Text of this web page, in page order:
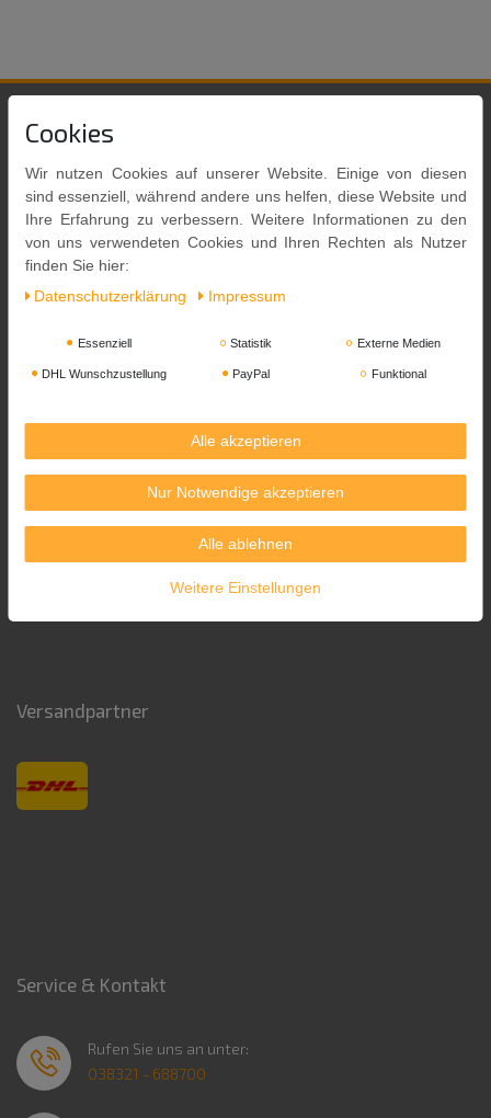
Zahlungsarten
Versandkosten
Versandpartner
Service & Kontakt
Rufen Sie uns an unter:
038321 - 688700
Cookies
Wir nutzen Cookies auf unserer Website. Einige von diesen
sind essenziell, während andere uns helfen, diese Website und
Ihre Erfahrung zu verbessern. Weitere Informationen zu den
von uns verwendeten Cookies und Ihren Rechten als Nutzer
finden Sie hier:
Daten­schutz­erklärung
Impressum
Essenziell Statistik Externe Medien
DHL Wunschzustellung PayPal Funktional
Alle akzeptieren
Nur Notwendige akzeptieren
Alle ablehnen
Weitere Einstellungen